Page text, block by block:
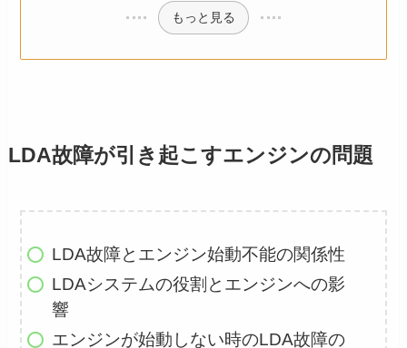
もっと見る
LDA故障が引き起こすエンジンの問題
LDA故障とエンジン始動不能の関係性
LDAシステムの役割とエンジンへの影
響
エンジンが始動しない時のLDA故障の